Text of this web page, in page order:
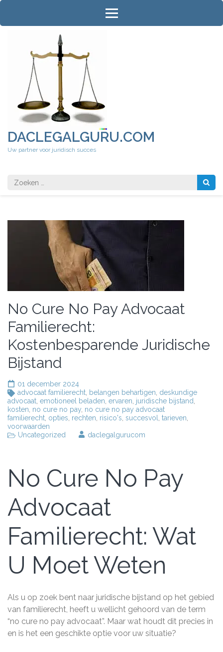
Ga
inhoud
DACLEGALGURU.COM
Uw partner voor juridisch succes
Zoeken
naar:
No Cure No Pay Advocaat
Familierecht:
Kostenbesparende Juridische
Bijstand
01 december 2024
advocaat familierecht belangen behartigen deskundige
advocaat emotioneel beladen ervaren juridische bijstand
kosten no cure no pay no cure no pay advocaat
familierecht opties rechten risico's succesvol tarieven
voorwaarden
Uncategorized
daclegalgurucom
No Cure No Pay
Advocaat
Familierecht: Wat
U Moet Weten
Als u op zoek bent naar juridische bijstand op het gebied
van familierecht, heeft u wellicht gehoord van de term
“no cure no pay advocaat”. Maar wat houdt dit precies in
en is het een geschikte optie voor uw situatie?